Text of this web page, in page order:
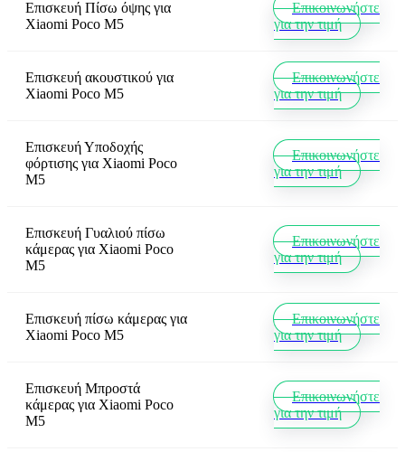
Επισκευή Πίσω όψης για
Xiaomi Poco M5
Επικοινωνήστε
για την τιμή
Επισκευή ακουστικού για
Xiaomi Poco M5
Επικοινωνήστε
για την τιμή
Επισκευή Υποδοχής
φόρτισης για Xiaomi Poco
M5
Επικοινωνήστε
για την τιμή
Επισκευή Γυαλιού πίσω
κάμερας για Xiaomi Poco
M5
Επικοινωνήστε
για την τιμή
Επισκευή πίσω κάμερας για
Xiaomi Poco M5
Επικοινωνήστε
για την τιμή
Επισκευή Μπροστά
κάμερας για Xiaomi Poco
M5
Επικοινωνήστε
για την τιμή